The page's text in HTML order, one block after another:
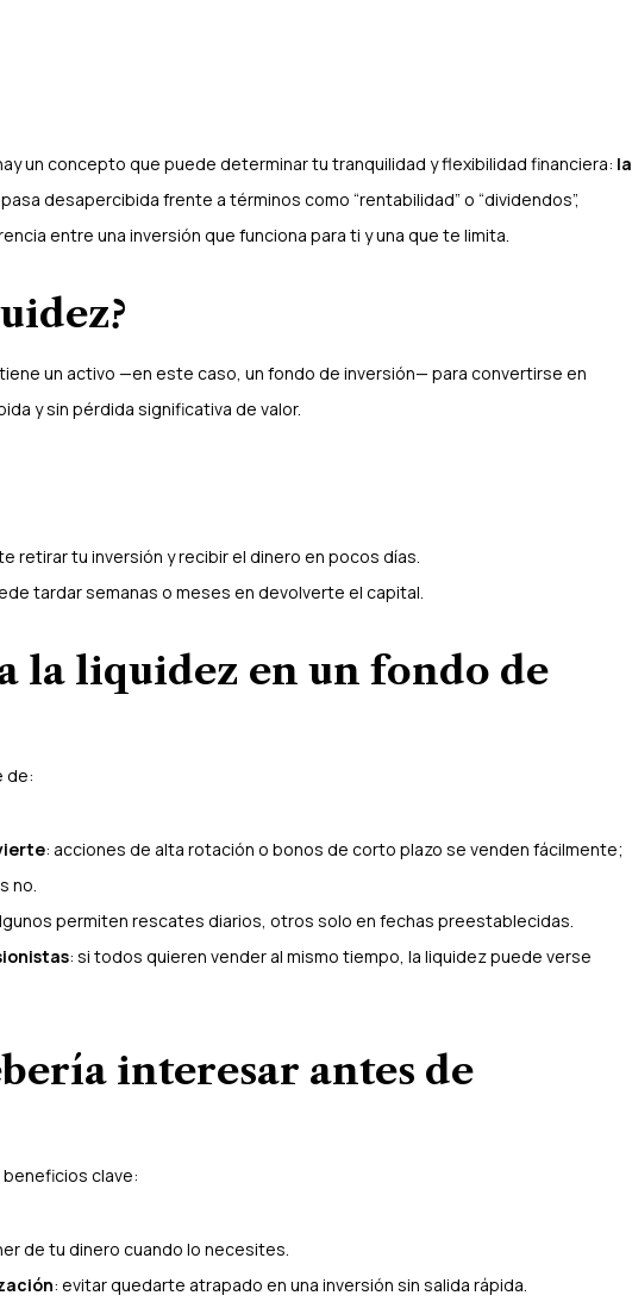
un concepto que puede determinar tu tranquilidad y flexibilidad financiera: la
desapercibida frente a términos como “rentabilidad” o “dividendos”,
entre una inversión que funciona para ti y una que te limita.
un activo —en este caso, un fondo de inversión— para convertirse en
y sin pérdida significativa de valor.
retirar tu inversión y recibir el dinero en pocos días.
tardar semanas o meses en devolverte el capital.
la liquidez en un fondo de
de:
: acciones de alta rotación o bonos de corto plazo se venden fácilmente;
no.
permiten rescates diarios, otros solo en fechas preestablecidas.
: si todos quieren vender al mismo tiempo, la liquidez puede verse
interesar antes de
clave:
de tu dinero cuando lo necesites.
: evitar quedarte atrapado en una inversión sin salida rápida.